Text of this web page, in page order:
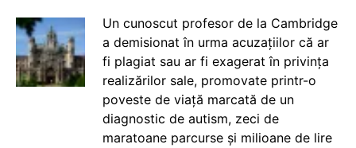
Un cunoscut profesor de la Cambridge
a demisionat în urma acuzațiilor că ar
fi plagiat sau ar fi exagerat în privința
realizărilor sale, promovate printr-o
poveste de viață marcată de un
diagnostic de autism, zeci de
maratoane parcurse și milioane de lire